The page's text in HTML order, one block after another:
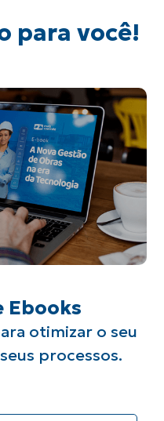
para você!
Ebooks
otimizar o seu
processos.